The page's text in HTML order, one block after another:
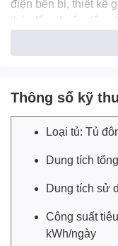
điện bền bỉ, thiết kế
tháo lắp, thuận tiện
- Lòng tủ làm từ
phẩm hiệu quả trong
Tủ đôngcó dung
nhà hàng, quán ăn,
Thông số kỹ
Loại tủ: Tủ
Dung tích
Dung tích sử
Công suất
kWh/ngày